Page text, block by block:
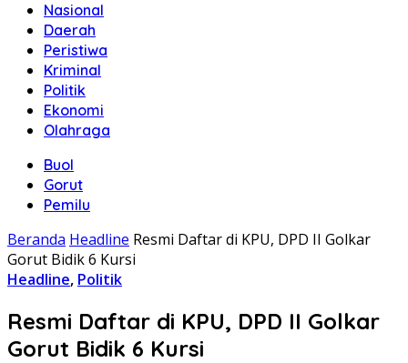
Nasional
Daerah
Peristiwa
Kriminal
Politik
Ekonomi
Olahraga
Buol
Gorut
Pemilu
Beranda Headline Resmi Daftar di KPU, DPD II Golkar
Gorut Bidik 6 Kursi
Headline, Politik
Resmi Daftar di KPU, DPD II Golkar
Gorut Bidik 6 Kursi